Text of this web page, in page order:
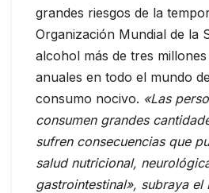
grandes riesgos de la
Organización Mundial de la
alcohol más de tres
anuales en todo el mundo
consumo nocivo. «Las
consumen grandes
sufren consecuencias que
salud nutricional,
gastrointestinal», subraya el